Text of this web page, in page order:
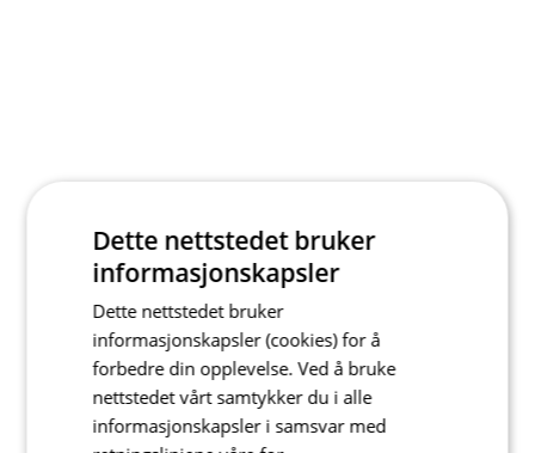
Dette nettstedet bruker
informasjonskapsler
Dette nettstedet bruker
informasjonskapsler (cookies) for å
forbedre din opplevelse. Ved å bruke
nettstedet vårt samtykker du i alle
informasjonskapsler i samsvar med